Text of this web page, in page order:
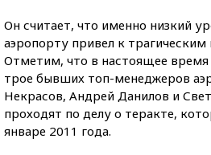
Он считает, что именно низкий
аэропорту привел к трагическим
Отметим, что в настоящее
трое бывших топ-менеджеров
Некрасов, Андрей Данилов и
проходят по делу о теракте,
январе 2011 года.